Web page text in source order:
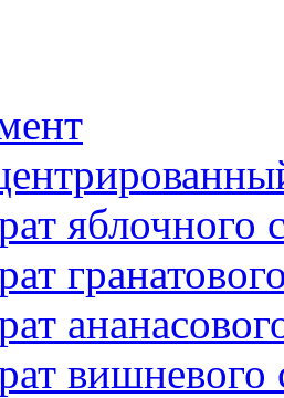
яблочного
вишневого